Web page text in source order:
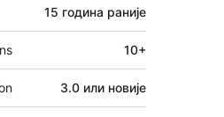
15 година раније
10+
3.0 или новије